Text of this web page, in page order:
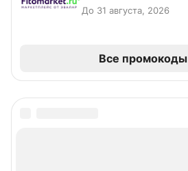
До 31 августа, 2026
Все промокоды